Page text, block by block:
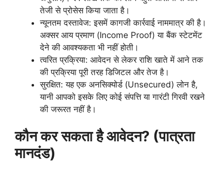
तेजी से प्रोसेस किया जाता है।
न्यूनतम दस्तावेज: इसमें कागजी कार्रवाई नाममात्र की है।
अक्सर आय प्रमाण (Income Proof) या बैंक स्टेटमेंट
देने की आवश्यकता भी नहीं होती।
त्वरित प्रक्रिया: आवेदन से लेकर राशि खाते में आने तक
की प्रक्रिया पूरी तरह डिजिटल और तेज है।
सुरक्षित: यह एक अनसिक्योर्ड (Unsecured) लोन है,
यानी आपको इसके लिए कोई संपत्ति या गारंटी गिरवी रखने
की जरूरत नहीं है।
कौन कर सकता है आवेदन? (पात्रता
मानदंड)